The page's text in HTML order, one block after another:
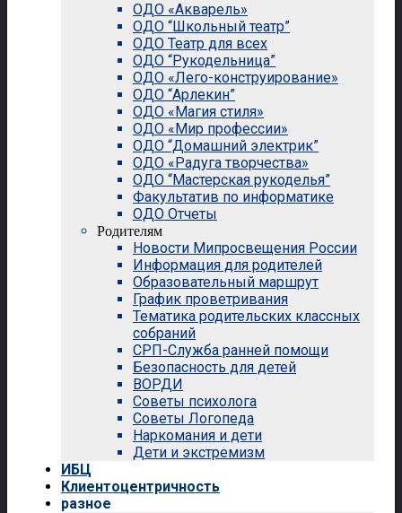
ОДО «Акварель»
ОДО “Школьный театр”
ОДО Театр для всех
ОДО “Рукодельница”
ОДО «Лего-конструирование»
ОДО “Арлекин”
ОДО «Магия стиля»
ОДО «Мир профессии»
ОДО “Домашний электрик”
ОДО «Радуга творчества»
ОДО “Мастерская рукоделья”
Факультатив по информатике
ОДО Отчеты
Родителям
Новости Мипросвещения России
Информация для родителей
Образовательный маршрут
График проветривания
Тематика родительских классных
собраний
СРП-Служба ранней помощи
Безопасность для детей
ВОРДИ
Советы психолога
Советы Логопеда
Наркомания и дети
Дети и экстремизм
ИБЦ
Клиентоцентричность
разное